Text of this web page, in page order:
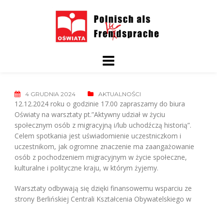
4 GRUDNIA 2024 AKTUALNOŚCI
12.12.2024 roku o godzinie 17.00 zapraszamy do biura
Oświaty na warsztaty pt.”Aktywny udział w życiu
społecznym osób z migracyjną i/lub uchodźczą historią”.
Celem spotkania jest uświadomienie uczestniczkom i
uczestnikom, jak ogromne znaczenie ma zaangażowanie
osób z pochodzeniem migracyjnym w życie społeczne,
kulturalne i polityczne kraju, w którym żyjemy.
Warsztaty odbywają się dzięki finansowemu wsparciu ze
strony Berlińskiej Centrali Kształcenia Obywatelskiego w